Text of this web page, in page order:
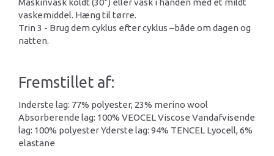
Maskinvask koldt (30°) eller vask i hånden med et mildt
vaskemiddel. Hæng til tørre.
Trin 3 - Brug dem cyklus efter cyklus –både om dagen og
natten.
Fremstillet af:
Inderste lag: 77% polyester, 23% merino wool
Absorberende lag: 100% VEOCEL Viscose Vandafvisende
lag: 100% polyester Yderste lag: 94% TENCEL Lyocell, 6%
elastane